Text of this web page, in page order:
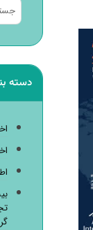
دسته